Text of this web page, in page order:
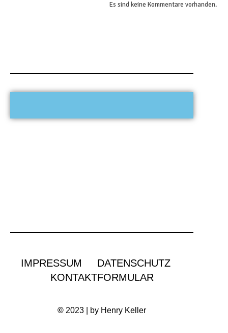
Es sind keine Kommentare vorhanden.
IMPRESSUM
DATENSCHUTZ
KONTAKTFORMULAR
© 2023 | by Henry Keller